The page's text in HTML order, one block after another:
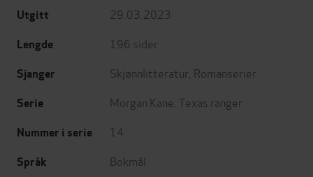
Utgitt 29.03.2023
Lengde 196 sider
Sjanger Skjønnlitteratur Romanserier
Serie Morgan Kane. Texas ranger
Nummer i serie 14
Språk Bokmål